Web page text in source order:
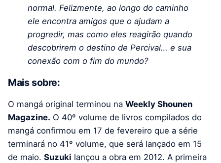
normal. Felizmente, ao longo do caminho
ele encontra amigos que o ajudam a
progredir, mas como eles reagirão quando
descobrirem o destino de Percival… e sua
conexão com o fim do mundo?
Mais sobre:
O mangá original terminou na Weekly Shounen
Magazine. O 40º volume de livros compilados do
mangá confirmou em 17 de fevereiro que a série
terminará no 41º volume, que será lançado em 15
de maio. Suzuki lançou a obra em 2012. A primeira